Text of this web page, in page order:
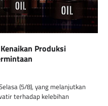
Produksi
(5/8), yang melanjutkan
terhadap kelebihan